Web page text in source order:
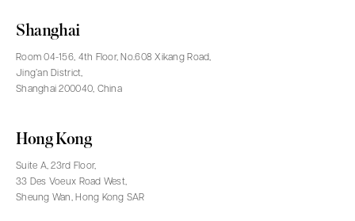
Shanghai
Room 04-156, 4th Floor, No.608 Xikang Road,
Jing’an District,
Shanghai 200040, China
Hong Kong
Suite A, 23rd Floor,
33 Des Voeux Road West,
Sheung Wan, Hong Kong SAR